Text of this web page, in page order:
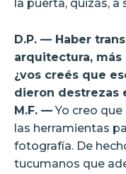
la puerta, quizás,
D.P. — Haber
arquitectura,
¿vos creés que
dieron destrezas
M.F. —Yo creo
las herramientas
fotografía. De
tucumanos que